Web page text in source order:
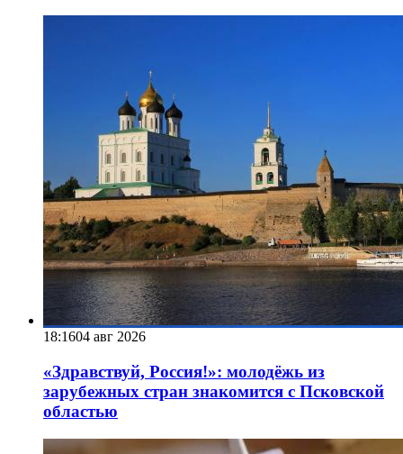
18:1604 авг 2026
«Здравствуй, Россия!»: молодёжь из
зарубежных стран знакомится с Псковской
областью